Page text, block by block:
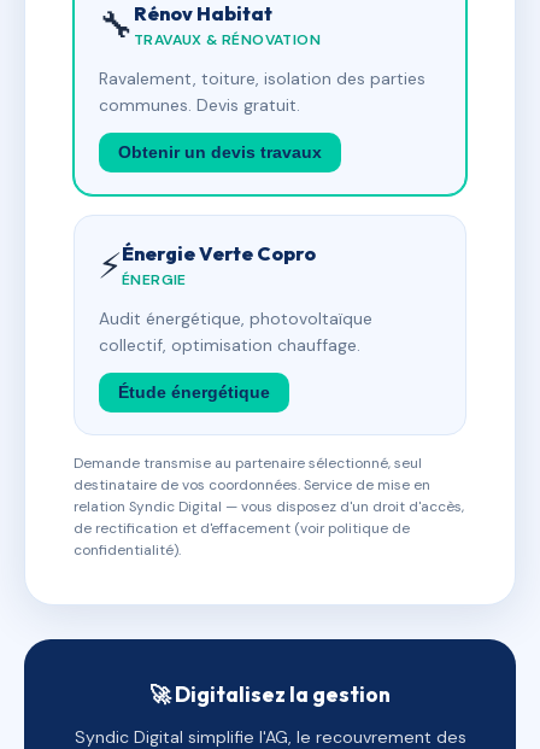
🔧 Rénov Habitat
TRAVAUX & RÉNOVATION
Ravalement, toiture, isolation des parties
communes. Devis gratuit.
Obtenir un devis travaux
⚡Énergie Verte Copro
ÉNERGIE
Audit énergétique, photovoltaïque
collectif, optimisation chauffage.
Étude énergétique
Demande transmise au partenaire sélectionné, seul
destinataire de vos coordonnées. Service de mise en
relation Syndic Digital — vous disposez d'un droit d'accès,
de rectification et d'effacement (voir politique de
confidentialité).
🚀 Digitalisez la gestion
Syndic Digital simplifie l'AG, le recouvrement des